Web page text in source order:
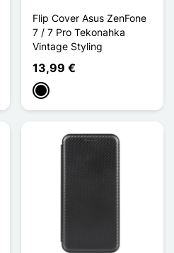
Flip Cover Asus ZenFone
7 / 7 Pro Tekonahka
Vintage Styling
13,99 €
Musta